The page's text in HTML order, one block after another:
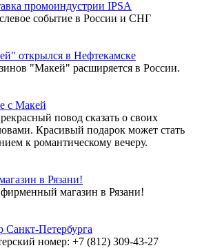
промоиндустрии IPSA
событие в России и СНГ
открылся в Нефтекамске
"Макей" расширяется в России.
с Макей
повод сказать о своих
Красивый подарок может стать
к романтическому вечеру.
в Рязани!
магазин в Рязани!
Санкт-Петербурга
номер: +7 (812) 309-43-27